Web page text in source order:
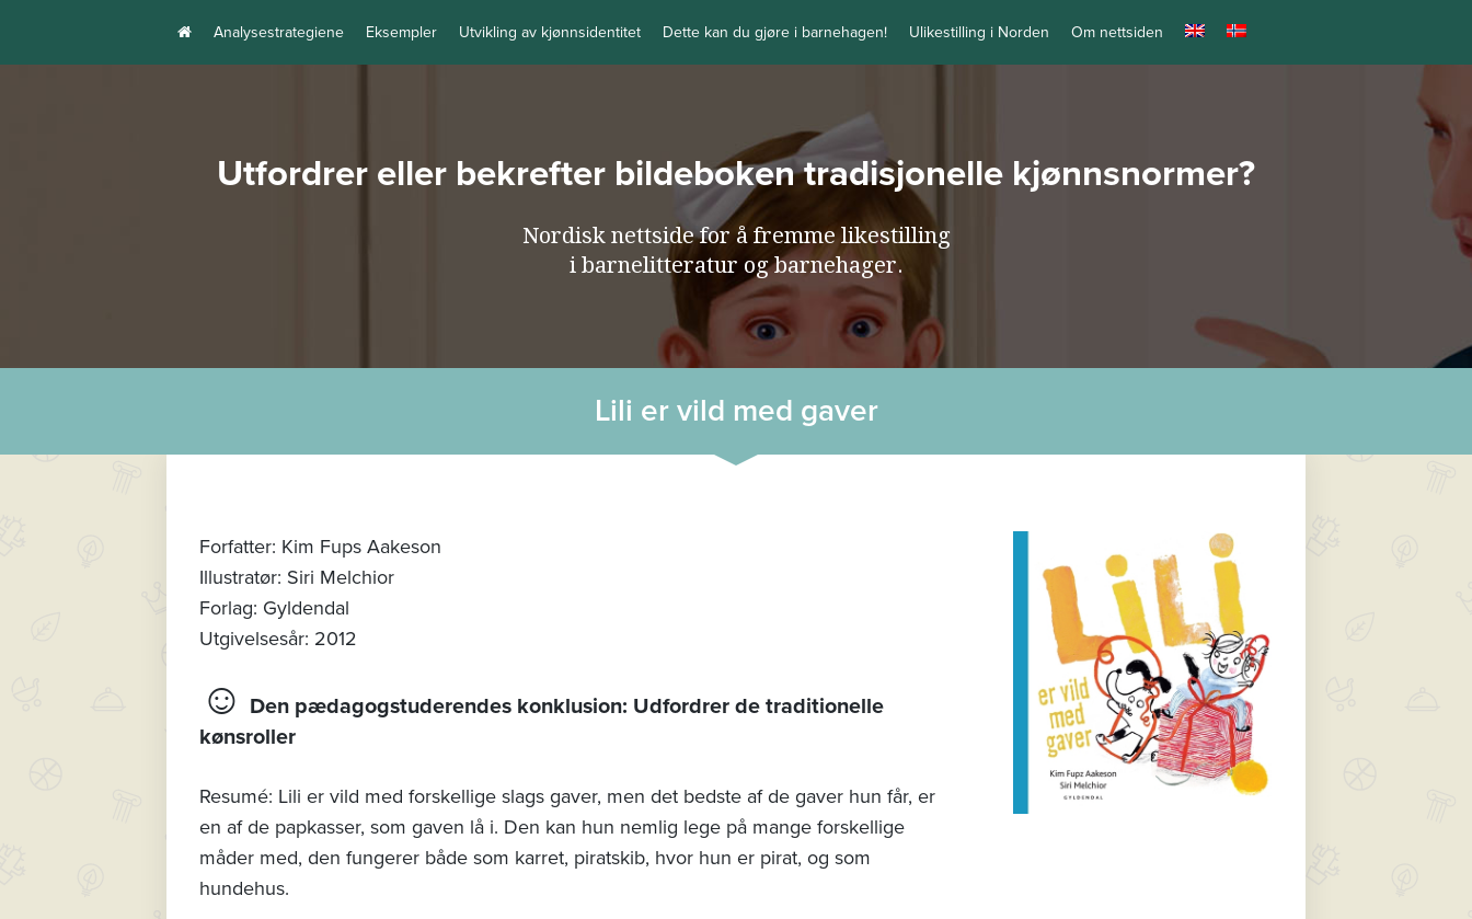
Analysestrategiene Eksempler Utvikling av kjønnsidentitet Dette kan du gjøre i barnehagen! Ulikestilling i Norden Om nettsiden
Utfordrer eller bekrefter bildeboken tradisjonelle kjønnsnormer?
Nordisk nettside for å fremme likestilling
i barnelitteratur og barnehager.
Lili er vild med gaver
Forfatter: Kim Fups Aakeson
Illustratør: Siri Melchior
Forlag: Gyldendal
Utgivelsesår: 2012
☺ Den pædagogstuderendes konklusion: Udfordrer de traditionelle
kønsroller
Resumé: Lili er vild med forskellige slags gaver, men det bedste af de gaver hun får, er
en af de papkasser, som gaven lå i. Den kan hun nemlig lege på mange forskellige
måder med, den fungerer både som karret, piratskib, hvor hun er pirat, og som
hundehus.